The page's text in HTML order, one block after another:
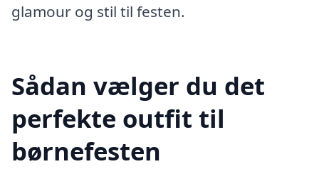
glamour og stil til festen.
Sådan vælger du det
perfekte outfit til
børnefesten